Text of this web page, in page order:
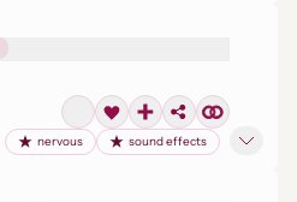
nervous sound effects